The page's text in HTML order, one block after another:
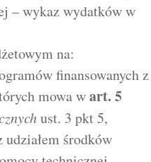
– wykaz wydatków w
na:
finansowanych z
mowa wart. 5
ust. 3 pkt 5,
środków